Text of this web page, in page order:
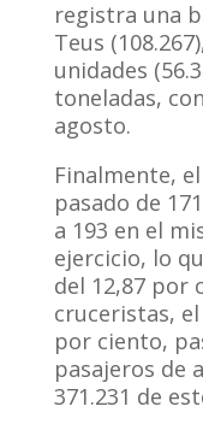
registra una
Teus
unidades
toneladas,
agosto.
Finalmente,
pasado de
a 193 en el
ejercicio, lo
del 12,87 por
cruceristas,
por ciento,
pasajeros de
371.231 de